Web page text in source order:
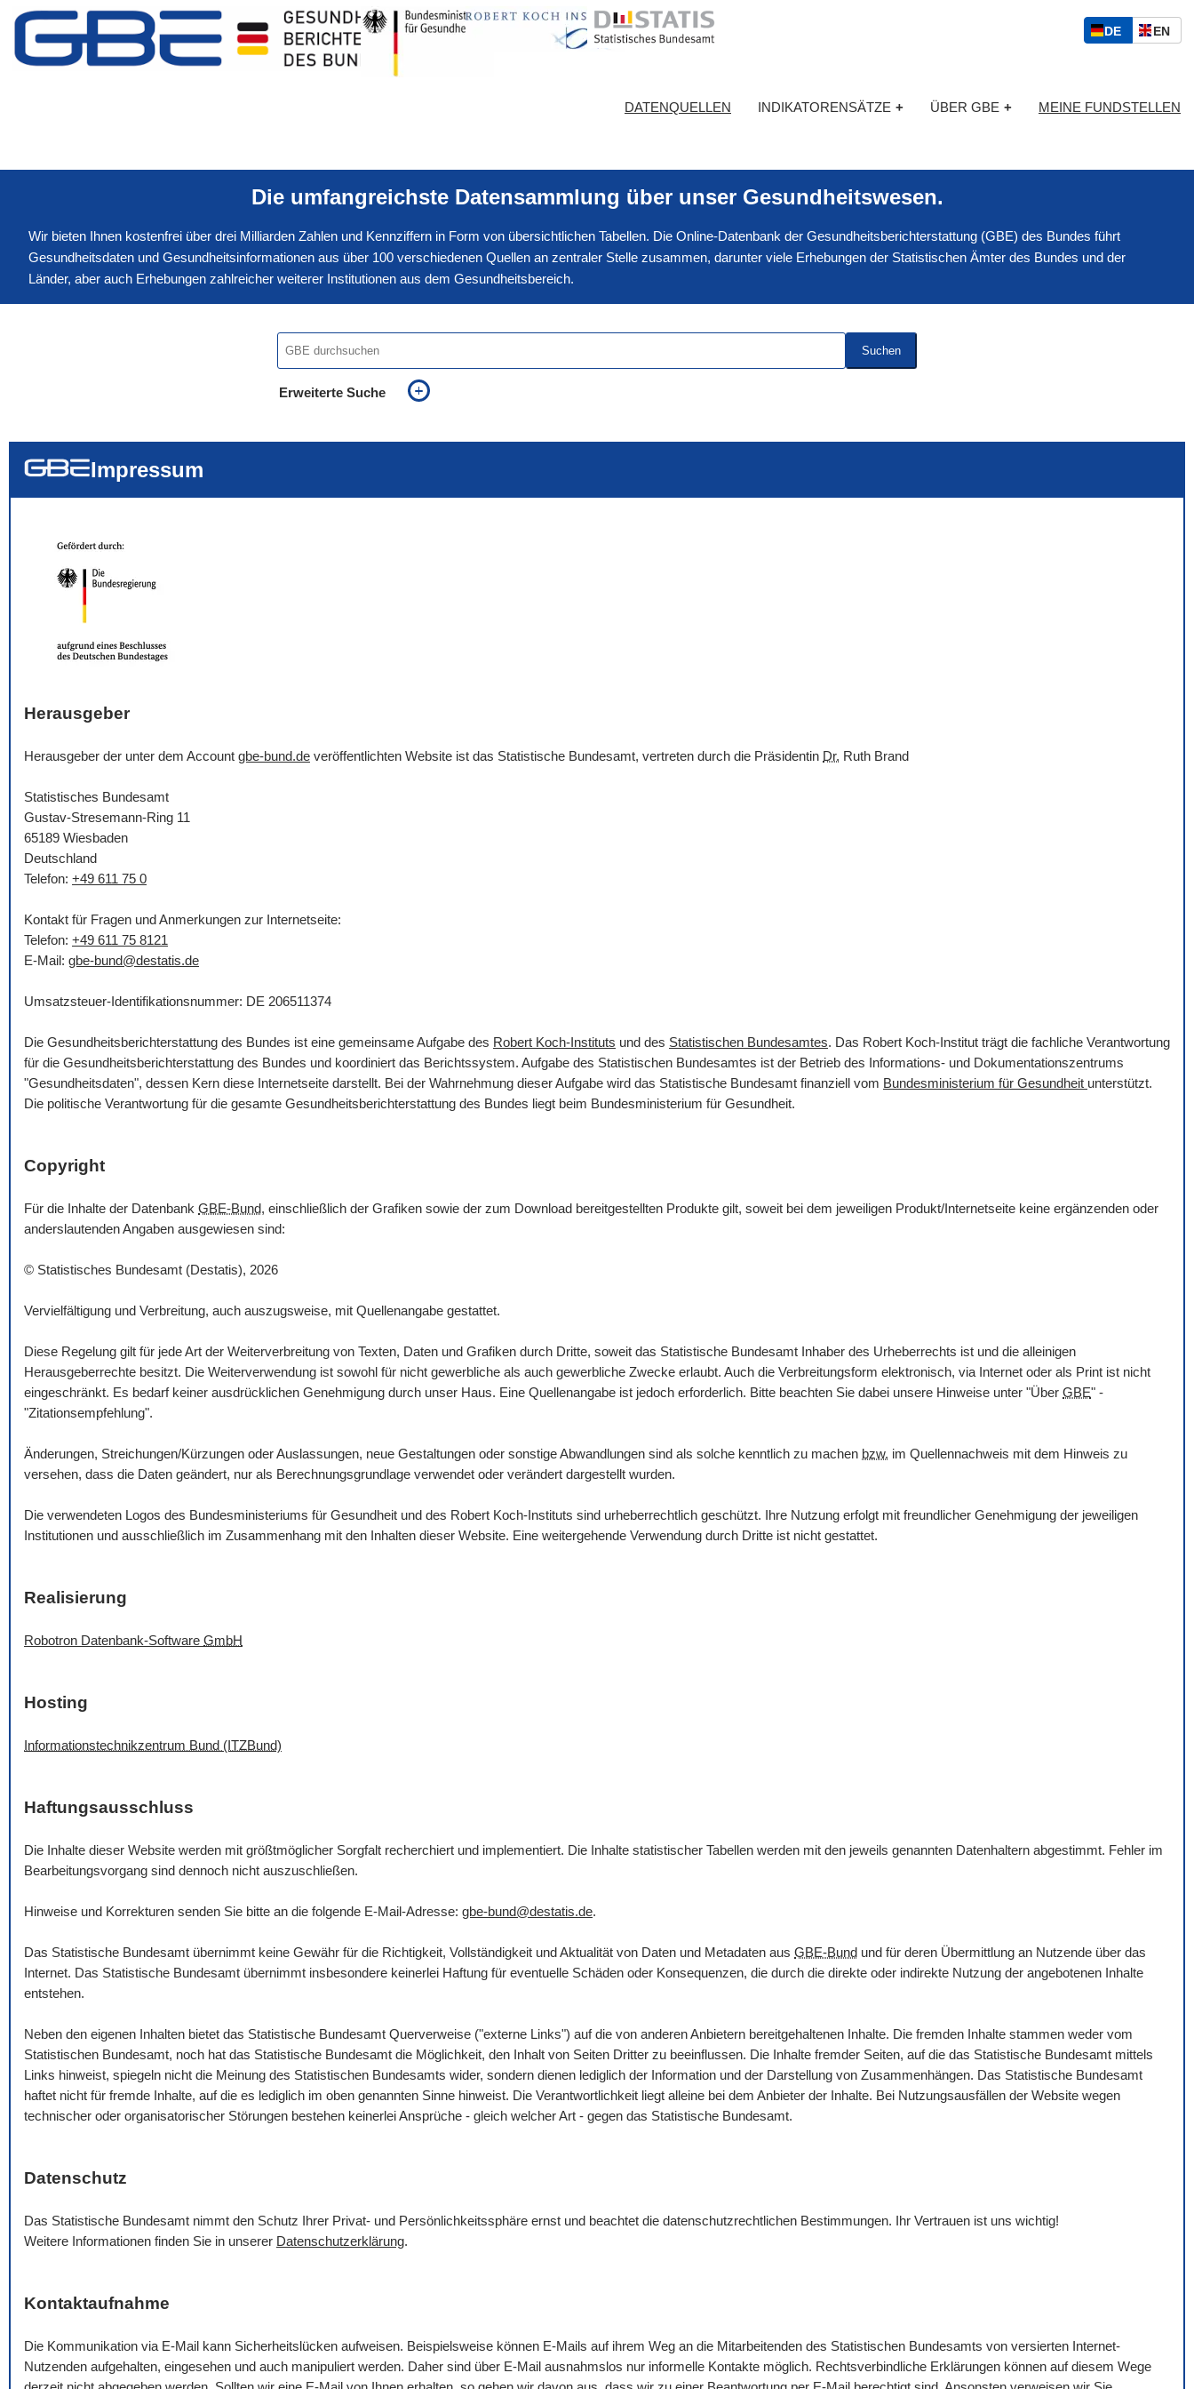
S
p
c
h
l
DED
S
ENE
I
H
DATENQUELLEN INDIKATORENSÄTZE + ÜBER GBE + MEINE FUNDSTELLEN
Die umfangreichste Datensammlung über unser Gesundheitswesen.
Wir bieten Ihnen kostenfrei über drei Milliarden Zahlen und Kennziffern in Form von übersichtlichen Tabellen. Die Online-Datenbank der Gesundheitsberichterstattung (GBE) des Bundes führt
Gesundheitsdaten und Gesundheitsinformationen aus über 100 verschiedenen Quellen an zentraler Stelle zusammen, darunter viele Erhebungen der Statistischen Ämter des Bundes und der
Länder, aber auch Erhebungen zahlreicher weiterer Institutionen aus dem Gesundheitsbereich.
Suchen
Erweiterte Suche
Impressum
Herausgeber
Herausgeber der unter dem Account gbe-bund.de veröffentlichten Website ist das Statistische Bundesamt, vertreten durch die Präsidentin Dr. Ruth Brand
Statistisches Bundesamt
Gustav-Stresemann-Ring 11
65189 Wiesbaden
Deutschland
Telefon: +49 611 75 0
Kontakt für Fragen und Anmerkungen zur Internetseite:
Telefon: +49 611 75 8121
E-Mail: gbe-bund@destatis.de
Umsatzsteuer-Identifikationsnummer: DE 206511374
Die Gesundheitsberichterstattung des Bundes ist eine gemeinsame Aufgabe des Robert Koch-Instituts und des Statistischen Bundesamtes. Das Robert Koch-Institut trägt die fachliche Verantwortung
für die Gesundheitsberichterstattung des Bundes und koordiniert das Berichtssystem. Aufgabe des Statistischen Bundesamtes ist der Betrieb des Informations- und Dokumentationszentrums
"Gesundheitsdaten", dessen Kern diese Internetseite darstellt. Bei der Wahrnehmung dieser Aufgabe wird das Statistische Bundesamt finanziell vom Bundesministerium für Gesundheit unterstützt.
Die politische Verantwortung für die gesamte Gesundheitsberichterstattung des Bundes liegt beim Bundesministerium für Gesundheit.
Copyright
Für die Inhalte der Datenbank GBE-Bund, einschließlich der Grafiken sowie der zum Download bereitgestellten Produkte gilt, soweit bei dem jeweiligen Produkt/Internetseite keine ergänzenden oder
anderslautenden Angaben ausgewiesen sind:
© Statistisches Bundesamt (Destatis), 2026
Vervielfältigung und Verbreitung, auch auszugsweise, mit Quellenangabe gestattet.
Diese Regelung gilt für jede Art der Weiterverbreitung von Texten, Daten und Grafiken durch Dritte, soweit das Statistische Bundesamt Inhaber des Urheberrechts ist und die alleinigen
Herausgeberrechte besitzt. Die Weiterverwendung ist sowohl für nicht gewerbliche als auch gewerbliche Zwecke erlaubt. Auch die Verbreitungsform elektronisch, via Internet oder als Print ist nicht
eingeschränkt. Es bedarf keiner ausdrücklichen Genehmigung durch unser Haus. Eine Quellenangabe ist jedoch erforderlich. Bitte beachten Sie dabei unsere Hinweise unter "Über GBE" -
"Zitationsempfehlung".
Änderungen, Streichungen/Kürzungen oder Auslassungen, neue Gestaltungen oder sonstige Abwandlungen sind als solche kenntlich zu machen bzw. im Quellennachweis mit dem Hinweis zu
versehen, dass die Daten geändert, nur als Berechnungsgrundlage verwendet oder verändert dargestellt wurden.
Die verwendeten Logos des Bundesministeriums für Gesundheit und des Robert Koch-Instituts sind urheberrechtlich geschützt. Ihre Nutzung erfolgt mit freundlicher Genehmigung der jeweiligen
Institutionen und ausschließlich im Zusammenhang mit den Inhalten dieser Website. Eine weitergehende Verwendung durch Dritte ist nicht gestattet.
Realisierung
Robotron Datenbank-Software GmbH
Hosting
Informationstechnikzentrum Bund (ITZBund)
Haftungsausschluss
Die Inhalte dieser Website werden mit größtmöglicher Sorgfalt recherchiert und implementiert. Die Inhalte statistischer Tabellen werden mit den jeweils genannten Datenhaltern abgestimmt. Fehler im
Bearbeitungsvorgang sind dennoch nicht auszuschließen.
Hinweise und Korrekturen senden Sie bitte an die folgende E-Mail-Adresse: gbe-bund@destatis.de.
Das Statistische Bundesamt übernimmt keine Gewähr für die Richtigkeit, Vollständigkeit und Aktualität von Daten und Metadaten aus GBE-Bund und für deren Übermittlung an Nutzende über das
Internet. Das Statistische Bundesamt übernimmt insbesondere keinerlei Haftung für eventuelle Schäden oder Konsequenzen, die durch die direkte oder indirekte Nutzung der angebotenen Inhalte
entstehen.
Neben den eigenen Inhalten bietet das Statistische Bundesamt Querverweise ("externe Links") auf die von anderen Anbietern bereitgehaltenen Inhalte. Die fremden Inhalte stammen weder vom
Statistischen Bundesamt, noch hat das Statistische Bundesamt die Möglichkeit, den Inhalt von Seiten Dritter zu beeinflussen. Die Inhalte fremder Seiten, auf die das Statistische Bundesamt mittels
Links hinweist, spiegeln nicht die Meinung des Statistischen Bundesamts wider, sondern dienen lediglich der Information und der Darstellung von Zusammenhängen. Das Statistische Bundesamt
haftet nicht für fremde Inhalte, auf die es lediglich im oben genannten Sinne hinweist. Die Verantwortlichkeit liegt alleine bei dem Anbieter der Inhalte. Bei Nutzungsausfällen der Website wegen
technischer oder organisatorischer Störungen bestehen keinerlei Ansprüche - gleich welcher Art - gegen das Statistische Bundesamt.
Datenschutz
Das Statistische Bundesamt nimmt den Schutz Ihrer Privat- und Persönlichkeitssphäre ernst und beachtet die datenschutzrechtlichen Bestimmungen. Ihr Vertrauen ist uns wichtig!
Weitere Informationen finden Sie in unserer Datenschutzerklärung.
Kontaktaufnahme
Die Kommunikation via E-Mail kann Sicherheitslücken aufweisen. Beispielsweise können E-Mails auf ihrem Weg an die Mitarbeitenden des Statistischen Bundesamts von versierten Internet-
Nutzenden aufgehalten, eingesehen und auch manipuliert werden. Daher sind über E-Mail ausnahmslos nur informelle Kontakte möglich. Rechtsverbindliche Erklärungen können auf diesem Wege